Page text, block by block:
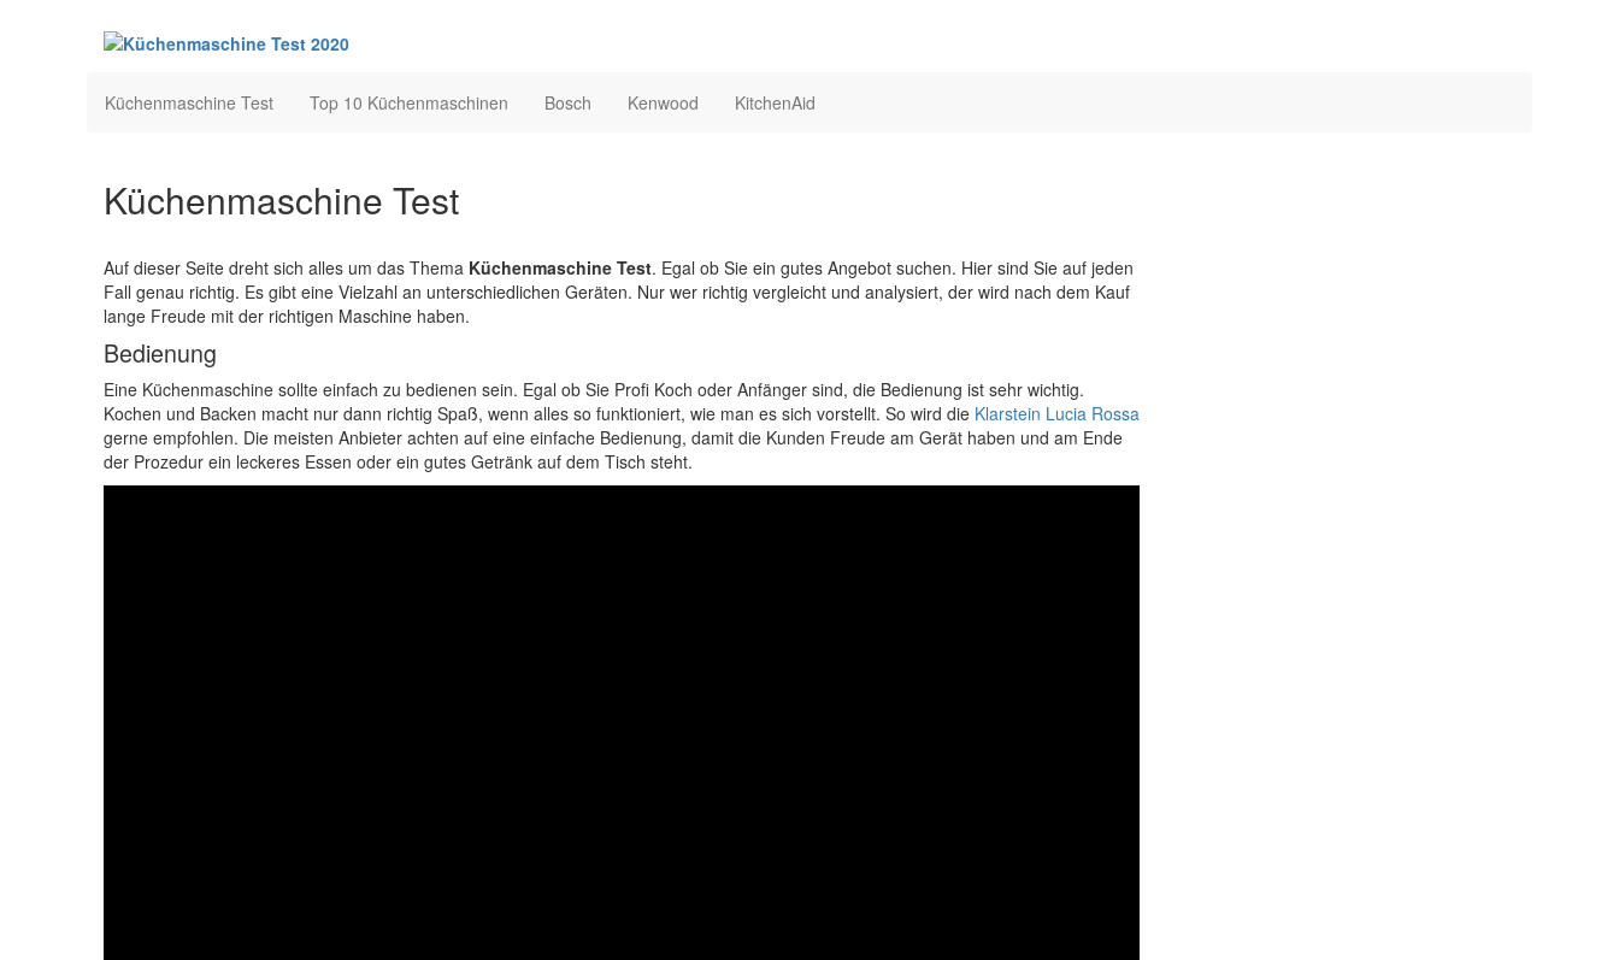
Küchenmaschine Test Top 10 Küchenmaschinen Bosch Kenwood KitchenAid
Küchenmaschine Test
Auf dieser Seite dreht sich alles um das Thema Küchenmaschine Test. Egal ob Sie ein gutes Angebot suchen. Hier sind Sie auf jeden
Fall genau richtig. Es gibt eine Vielzahl an unterschiedlichen Geräten. Nur wer richtig vergleicht und analysiert, der wird nach dem Kauf
lange Freude mit der richtigen Maschine haben.
Bedienung
Eine Küchenmaschine sollte einfach zu bedienen sein. Egal ob Sie Profi Koch oder Anfänger sind, die Bedienung ist sehr wichtig.
Kochen und Backen macht nur dann richtig Spaß, wenn alles so funktioniert, wie man es sich vorstellt. So wird die Klarstein Lucia Rossa
gerne empfohlen. Die meisten Anbieter achten auf eine einfache Bedienung, damit die Kunden Freude am Gerät haben und am Ende
der Prozedur ein leckeres Essen oder ein gutes Getränk auf dem Tisch steht.